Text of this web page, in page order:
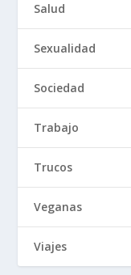
Salud
Sexualidad
Sociedad
Trabajo
Trucos
Veganas
Viajes